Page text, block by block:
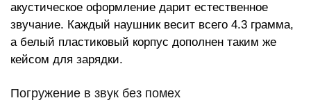
акустическое оформление дарит естественное
звучание. Каждый наушник весит всего 4.3 грамма,
а белый пластиковый корпус дополнен таким же
кейсом для зарядки.
Погружение в звук без помех